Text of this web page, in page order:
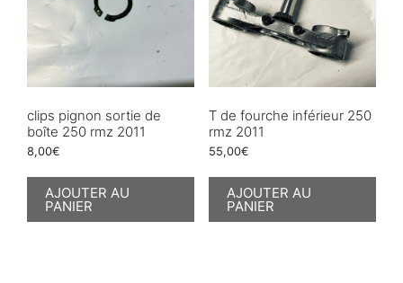
clips pignon sortie de
boîte 250 rmz 2011
8,00€
AJOUTER AU
PANIER
T de fourche inférieur 250
rmz 2011
55,00€
AJOUTER AU
PANIER